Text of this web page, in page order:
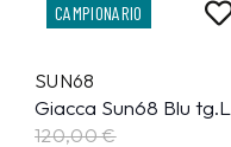
CAMPIONARIO
SUN68
Giacca Sun68 Blu tg.L
120,00 €